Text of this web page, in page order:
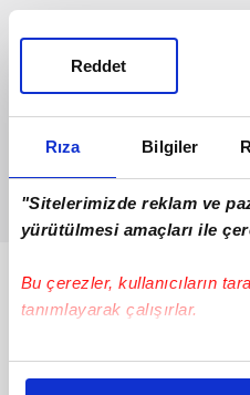
Rıza Bilgiler
"Sitelerimizde reklam ve
yürütülmesi amaçları ile
Bu çerezler, kullanıcıların
tanımlayarak çalışırlar.
Bu çerezlere izin vermeniz
Reddet
Bunlar da Var